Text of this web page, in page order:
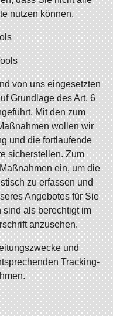
nutzen können.
von uns eingesetzten
Grundlage des Art. 6
Mit den zum
wollen wir
und die fortlaufende
sicherstellen. Zum
ein, um die
zu erfassen und
Angebotes für Sie
als berechtigt im
anzusehen.
und
Tracking-